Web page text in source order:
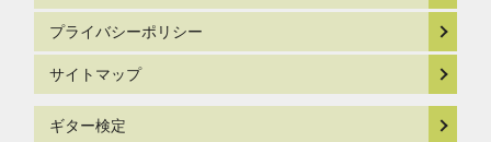
プライバシーポリシー
サイトマップ
ギター検定